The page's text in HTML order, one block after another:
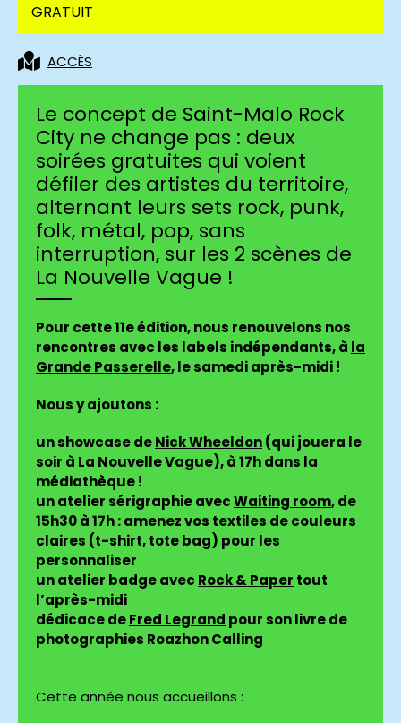
GRATUIT
ACCÈS
Le concept de Saint-Malo Rock
City ne change pas : deux
soirées gratuites qui voient
défiler des artistes du territoire,
alternant leurs sets rock, punk,
folk, métal, pop, sans
interruption, sur les 2 scènes de
La Nouvelle Vague !
Pour cette 11e édition, nous renouvelons nos
rencontres avec les labels indépendants, à la
Grande Passerelle, le samedi après-midi !
Nous y ajoutons :
un showcase deNick Wheeldon(qui jouera le
soir à La Nouvelle Vague), à 17h dans la
médiathèque !
un atelier sérigraphie avecWaiting room, de
15h30 à 17h : amenez vos textiles de couleurs
claires (t-shirt, tote bag) pour les
personnaliser
un atelier badge avec Rock & Paper tout
l’après-midi
dédicace deFred Legrand pour son livre de
photographies Roazhon Calling
Cette année nous accueillons :